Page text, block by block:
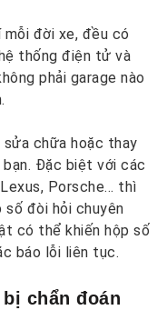
mỗi đời xe, đều có
thống điện tử và
phải garage nào
chữa hoặc thay
Đặc biệt với các
Porsche… thì
đòi hỏi chuyên
có thể khiến hộp số
báo lỗi liên tục.
chẩn đoán